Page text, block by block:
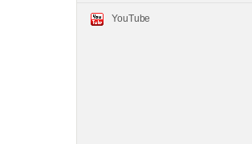
YouTube